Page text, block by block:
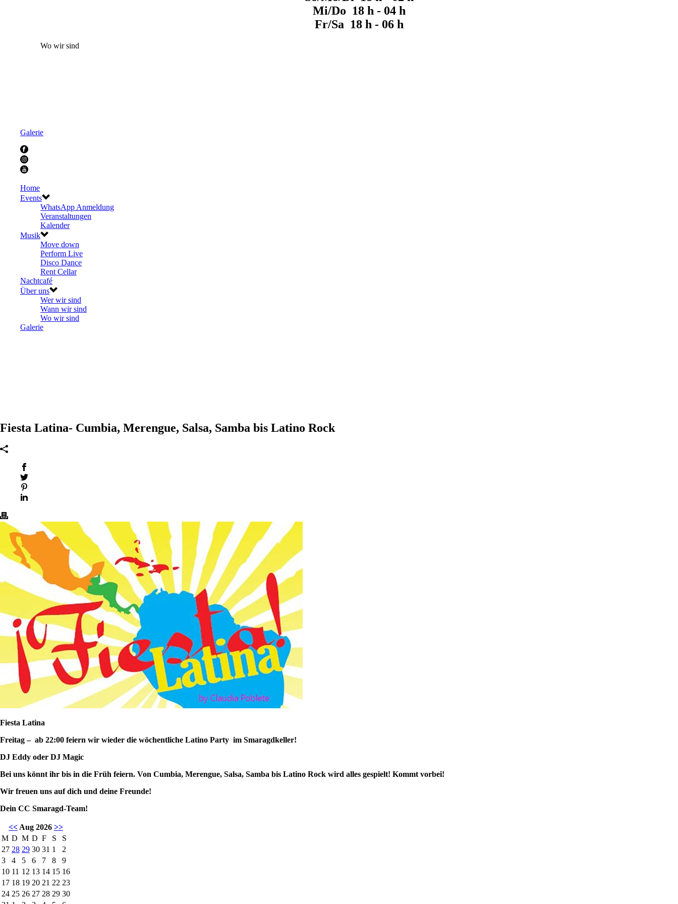
Mi/Do 18 h - 04 h
Fr/Sa 18 h - 06 h
Wo wir sind
Galerie
Home
Events
WhatsApp Anmeldung
Veranstaltungen
Kalender
Musik
Move down
Perform Live
Disco Dance
Rent Cellar
Nachtcafé
Über uns
Wer wir sind
Wann wir sind
Wo wir sind
Galerie
Fiesta Latina- Cumbia, Merengue, Salsa, Samba bis Latino Rock
Fiesta Latina
Freitag – ab 22:00 feiern wir wieder die wöchentliche Latino Party im Smaragdkeller!
DJ Eddy oder DJ Magic
Bei uns könnt ihr bis in die Früh feiern. Von Cumbia, Merengue, Salsa, Samba bis Latino Rock wird alles gespielt! Kommt vorbei!
Wir freuen uns auf dich und deine Freunde!
Dein CC Smaragd-Team!
<< Aug 2026 >>
M D M D F S
S
27 28 29 30 31 1
2
3
4 5 6 7 8
9
10 11 12 13 14 15 16
17 18 19 20 21 22 23
24 25 26 27 28 29 30